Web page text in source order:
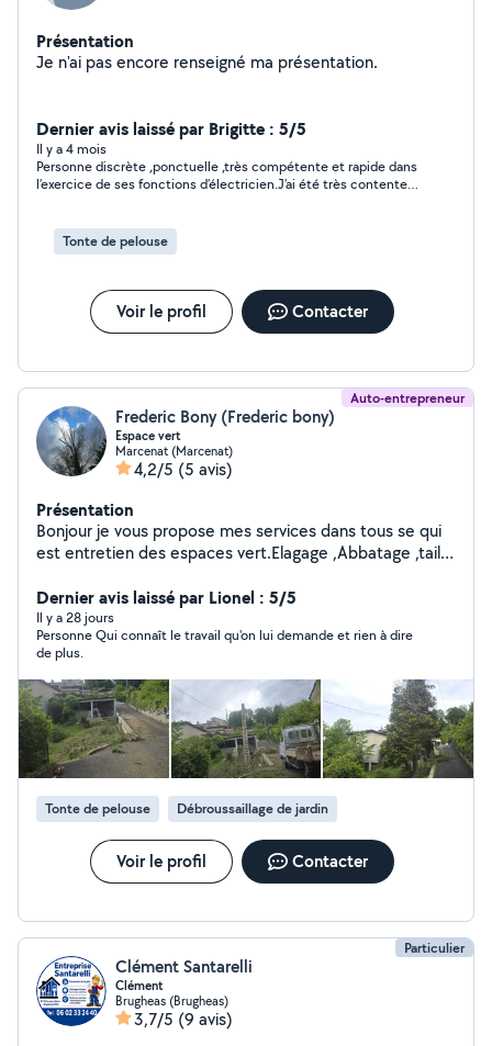
Présentation
Je n'ai pas encore renseigné ma présentation.
Dernier avis laissé par Brigitte : 5/5
Il y a 4 mois
Personne discrète ,ponctuelle ,très compétente et rapide dans
l’exercice de ses fonctions d’électricien.J’ai été très contente
Tonte de pelouse
Voir le profil Contacter
Auto-entrepreneur
Frederic Bony (Frederic bony)
Espace vert
Marcenat (Marcenat)
4,2/5 (5 avis)
Présentation
Bonjour je vous propose mes services dans tous se qui
est entretien des espaces vert.Elagage ,Abbatage ,taille
,Eterage d arbre dangeureux . entreprise serieuse
,respectueuse de l environnement ,materiel
professionnel a disposition (nacelle ,camion benne...)
.devis gratuit sans engagement .Notre priorite est la
satisfaction de nos client.
Dernier avis laissé par Lionel : 5/5
Il y a 28 jours
Personne Qui connaît le travail qu'on lui demande et rien à dire
de plus.
Tonte de pelouse Débroussaillage de jardin
Voir le profil Contacter
Particulier
Clément Santarelli
Clément
Brugheas (Brugheas)
3,7/5 (9 avis)